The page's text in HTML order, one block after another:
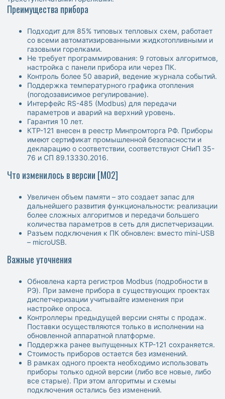
Преимущества прибора
Подходит для 85% типовых тепловых схем, работает
со всеми автоматизированными жидкотопливными и
газовыми горелками.
Не требует программирования: 9 готовых алгоритмов,
настройка с панели прибора или через ПК.
Контроль более 50 аварий, ведение журнала событий.
Поддержка температурного графика отопления
(погодозависимое регулирование).
Интерфейс RS-485 (Modbus) для передачи
параметров и аварий на верхний уровень.
Гарантия 10 лет.
КТР-121 внесен в реестр Минпромторга РФ. Приборы
имеют сертификат промышленной безопасности и
декларацию о соответствии, соответствуют СНиП 35-
76 и СП 89.13330.2016.
Что изменилось в версии [M02]
Увеличен объем памяти – это создает запас для
дальнейшего развития функциональности: реализации
более сложных алгоритмов и передачи большего
количества параметров в сеть для диспетчеризации.
Разъем подключения к ПК обновлен: вместо mini-USB
– microUSB.
Важные уточнения
Обновлена карта регистров Modbus (подробности в
РЭ). При замене прибора в существующих проектах
диспетчеризации учитывайте изменения при
настройке опроса.
Контроллеры предыдущей версии сняты с продаж.
Поставки осуществляются только в исполнении на
обновленной аппаратной платформе.
Поддержка ранее выпущенных КТР-121 сохраняется.
Стоимость приборов остается без изменений.
В рамках одного проекта необходимо использовать
приборы только одной версии (либо все новые, либо
все старые). При этом алгоритмы и схемы
подключения остались без изменений.